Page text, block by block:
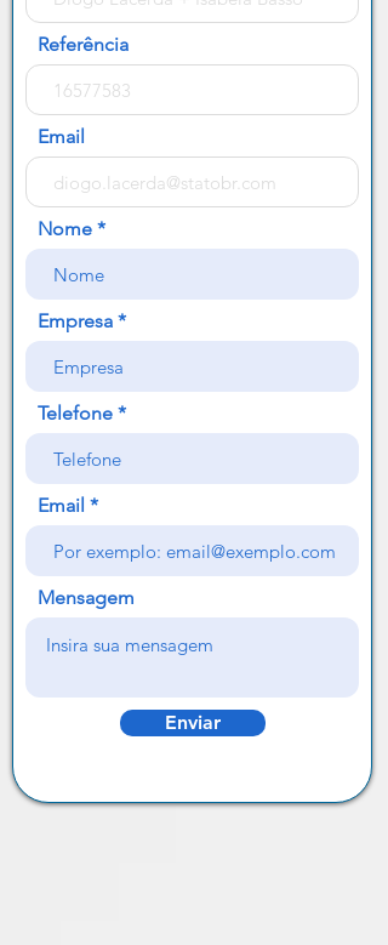
Referência
Email
Nome
Empresa
Telefone
Email
Mensagem
Enviar